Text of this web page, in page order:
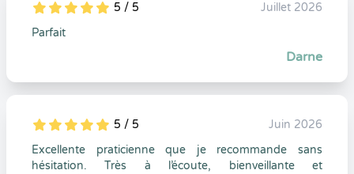
5
1
5
0 5 / 5
Juillet 2026
Parfait
Darne
5
1
5
0 5 / 5
Juin 2026
Excellente praticienne que je recommande sans
hésitation. Très à l’écoute, bienveillante et